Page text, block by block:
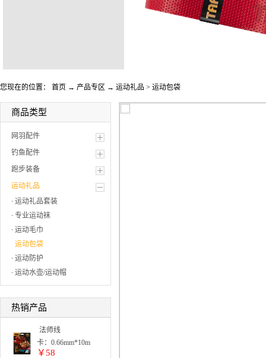
您现在的位置： 首页 → 产品专区 → 运动礼品 > 运动包袋
商品类型
网羽配件
钓鱼配件
跑步装备
运动礼品
运动礼品套装
专业运动袜
运动毛巾
运动包袋
运动防护
运动水壶/运动帽
热销产品
法师线
卡：0.66mm*10m
单色:
￥58